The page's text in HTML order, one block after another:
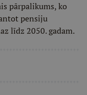
pārpalikums, ko
pensiju
līdz 2050. gadam.